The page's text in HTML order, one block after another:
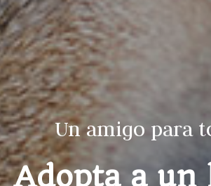
Un amigo para
Adopta a un